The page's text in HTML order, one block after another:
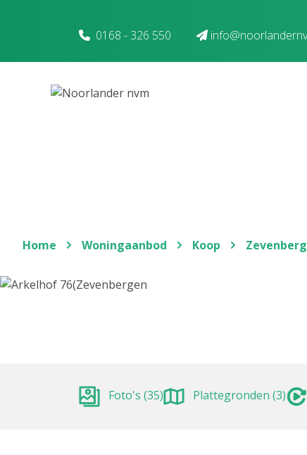
0168 - 326 550
Home Woningaanbod Koop
Foto's (35) Plattegronden (3)